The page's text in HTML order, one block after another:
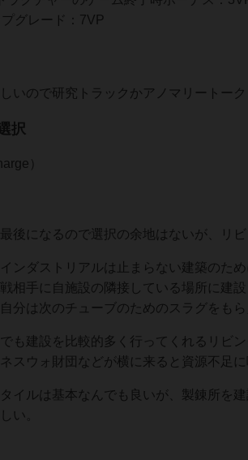
プグレード：7VP
いので研究トラックかアノマリートー
択
）
最後になるので選択の余地はないが、リ
インダストリアルは止まらない建築のた
相手に自施設の隣接している場所に建
自分は次のチューブのためのスラグをも
も建設を比較的多く行ってくれるリビ
スウォ財団などが横に来ると資源不足に
イルは基本なんでも良いが、製錬所を
い。